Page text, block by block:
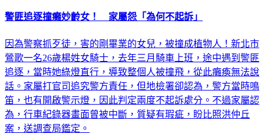
警匪追逐撞癱妙齡女！ 家屬怨「為何不起訴」
因為警察抓歹徒，害的剛畢業的女兒，被撞成植物人！新北市
鶯歌一名26歲楊姓女騎士，去年三月騎車上班，途中遇到警匪
追逐，當時她綠燈直行，導致整個人被撞飛，從此癱瘓無法說
話。家屬打官司追究警方責任，但地檢署卻認為，警方當時鳴
笛，也有開啟警示燈，因此判定兩度不起訴處分。不過家屬認
為，行車紀錄器畫面曾被中斷，質疑有瑕疵，盼比照洪仲丘
案，送調查局鑑定。